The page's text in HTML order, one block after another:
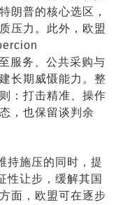
朗普的核心选区，
压力。此外，欧盟
服务、公共采购与
长期威慑能力。整
：打击精准、操作
，也保留谈判余
持施压的同时，提
性让步，缓解其国
面，欧盟可在逐步